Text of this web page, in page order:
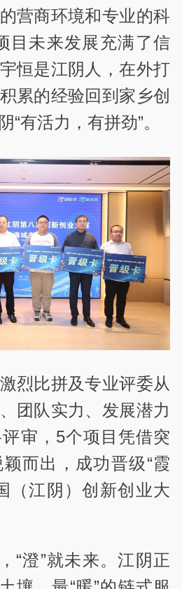
营商环境和专业的科
目未来发展充满了信
恒是江阴人，在外打
累的经验回到家乡创
“有活力，有拼劲”。
烈比拼及专业评委从
团队实力、发展潜力
审，5个项目凭借突
而出，成功晋级“霞
（江阴）创新创业大
“澄”就未来。江阴正